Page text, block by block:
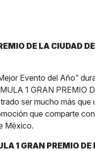
DE LA CIUDAD
Evento del Año”
1 GRAN PREMIO
ser mucho más
que comparte
México.
1 GRAN PREMIO